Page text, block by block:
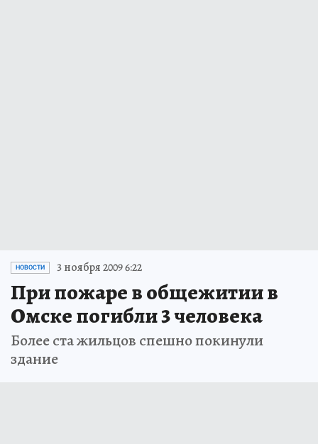
НОВОСТИ 3 ноября 2009 6:22
При пожаре в общежитии в
Омске погибли 3 человека
Более ста жильцов спешно покинули
здание